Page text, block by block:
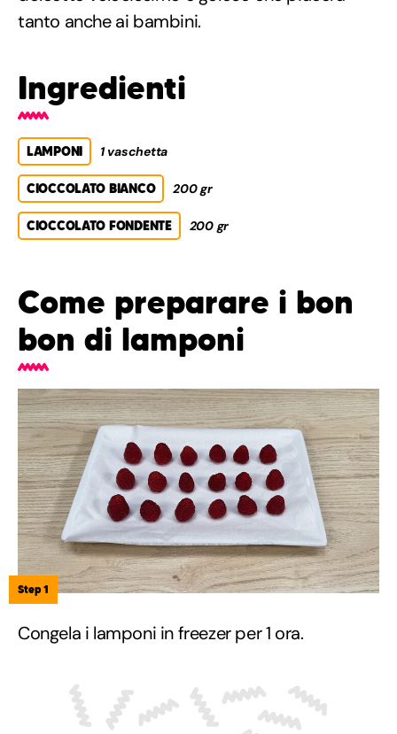
tanto anche ai bambini.
Ingredienti
LAMPONI 1 vaschetta
CIOCCOLATO BIANCO 200 gr
CIOCCOLATO FONDENTE 200 gr
Come preparare i bon
bon di lamponi
Step 1
Congela i lamponi in freezer per 1 ora.